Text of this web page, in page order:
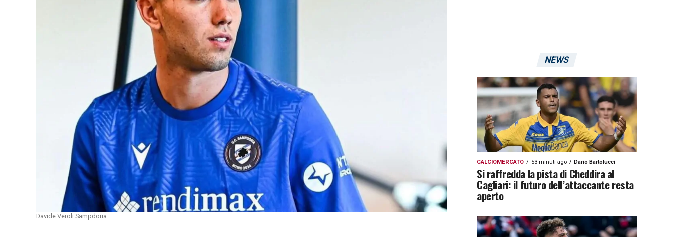
Davide Veroli Sampdoria
NEWS
CALCIOMERCATO 53 minuti ago Dario Bartolucci
Si raffredda la pista di Cheddira al
Cagliari: il futuro dell’attaccante resta
aperto